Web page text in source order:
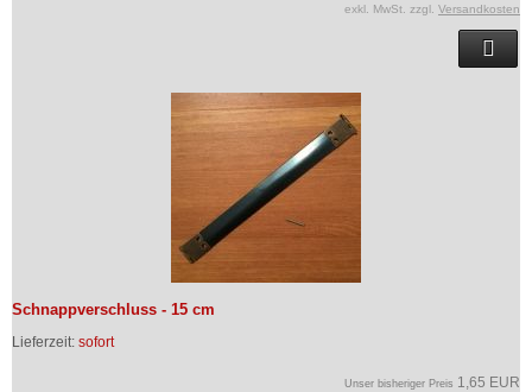
exkl. MwSt. zzgl. Versandkosten
Schnappverschluss - 15 cm
Lieferzeit: sofort
Unser bisheriger Preis 1,65 EUR